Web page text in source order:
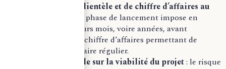
L’absence de clientèle et de chiffre d’affaires au
: la phase de lancement impose en
général plusieurs mois, voire années, avant
d’atteindre un chiffre d’affaires permettant de
dégager un salaire régulier.
Une incertitude sur la viabilité du projet: le risque